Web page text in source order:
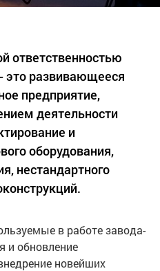
ответственностью
это развивающееся
предприятие,
деятельности
и
оборудования,
нестандартного
в работе завода-
и обновление
новейших